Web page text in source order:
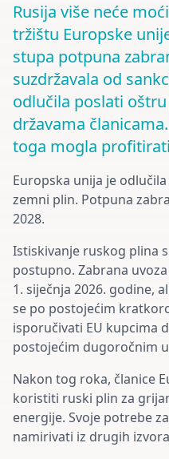
Rusija više neće
tržištu Europske
stupa potpuna
suzdržavala od
odlučila poslati
državama
toga mogla
Europska unija je
zemni plin. Potpuna
2028.
Istiskivanje ruskog plina
postupno. Zabrana
1. siječnja 2026. godine,
se po postojećim
isporučivati EU kupcima
postojećim dugoročnim
Nakon tog roka, članice
koristiti ruski plin za
energije. Svoje potrebe
namirivati iz drugih